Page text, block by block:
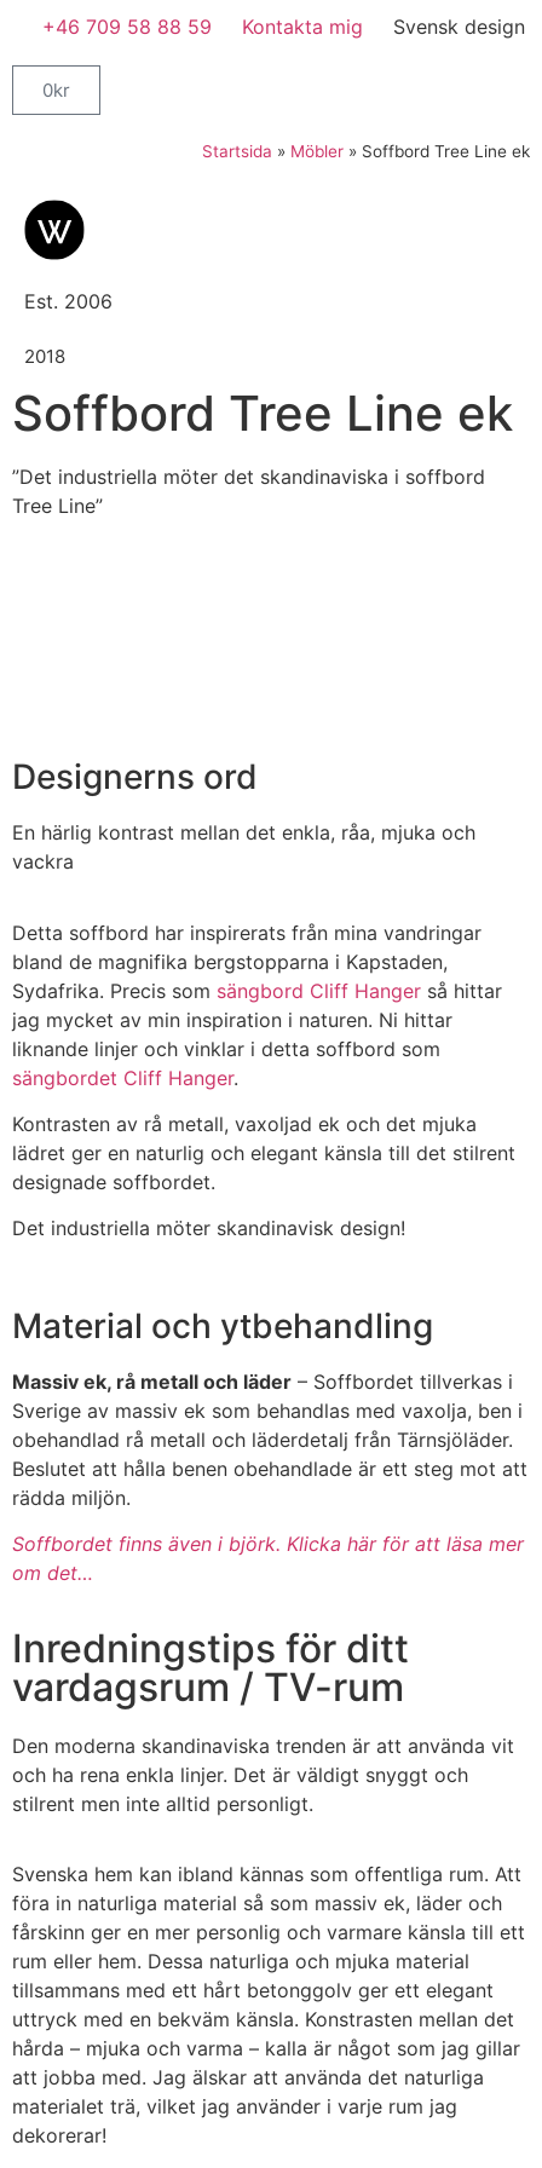
+46 709 58 88 59 Kontakta mig Svensk design
0kr
Est. 2006
Startsida » Möbler » Soffbord Tree Line ek
2018
Soffbord Tree Line ek
”Det industriella möter det skandinaviska i soffbord
Tree Line”
Designerns ord​
En härlig kontrast mellan det enkla, råa, mjuka och
vackra
Detta soffbord har inspirerats från mina vandringar
bland de magnifika bergstopparna i Kapstaden,
Sydafrika. Precis som sängbord Cliff Hanger så hittar
jag mycket av min inspiration i naturen. Ni hittar
liknande linjer och vinklar i detta soffbord som
sängbordet Cliff Hanger.
Kontrasten av rå metall, vaxoljad ek och det mjuka
lädret ger en naturlig och elegant känsla till det stilrent
designade soffbordet.
Det industriella möter skandinavisk design!
Material och ytbehandling
Massiv ek, rå metall och läder – Soffbordet tillverkas i
Sverige av massiv ek som behandlas med vaxolja, ben i
obehandlad rå metall och läderdetalj från Tärnsjöläder.
Beslutet att hålla benen obehandlade är ett steg mot att
rädda miljön.
Soffbordet finns även i björk. Klicka här för att läsa mer
om det…
Inredningstips för ditt
vardagsrum / TV-rum
Den moderna skandinaviska trenden är att använda vit
och ha rena enkla linjer. Det är väldigt snyggt och
stilrent men inte alltid personligt.
Svenska hem kan ibland kännas som offentliga rum. Att
föra in naturliga material så som massiv ek, läder och
fårskinn ger en mer personlig och varmare känsla till ett
rum eller hem. Dessa naturliga och mjuka material
tillsammans med ett hårt betonggolv ger ett elegant
uttryck med en bekväm känsla. Konstrasten mellan det
hårda – mjuka och varma – kalla är något som jag gillar
att jobba med. Jag älskar att använda det naturliga
materialet trä, vilket jag använder i varje rum jag
dekorerar!